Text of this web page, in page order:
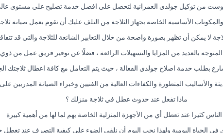
من توكيل جولدي العمرانية لتحصل علي افضل خدمة تصليح علي مستوى عالي
والمكونات الأساسية الخاصة بجهاز الثلاجة من التلف عليك أن تقوم بعمل صيانة
لا يمكن أن تظهر بصورة واضحة من خلال التعابير الشائعة للثلاجة والتي قد
بالعديد من المزايا والتسهيلات الرائعة ، فضلًا عن توفير فريق عمل من
بطلب خدمة اصلاح جولدي الفعالة ، حيث يتم التعامل مع كافة اعطال ثلاجتك
والأساليب المتطورة والكفاءات العالية من الفنيين وخبراء الصيانة المدربين
ماذا تفعل عند حدوث عطل في ثلاجة منزلك ؟
كثيرا عند تعطل أي من الأجهزة المنزلية الخاصة بهم لما لها من أهمية كبيرة
الحياة اليومية ولهذا نحب اليوم أن نلقي الضوء على كيفية التصرف عند تعطل